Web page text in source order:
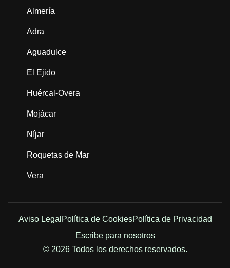
Almería
Adra
Aguadulce
El Ejido
Huércal-Overa
Mojácar
Níjar
Roquetas de Mar
Vera
Aviso Legal Política de CookiesPolítica de Privacidad
Escribe para nosotros
© 2026 Todos los derechos reservados.